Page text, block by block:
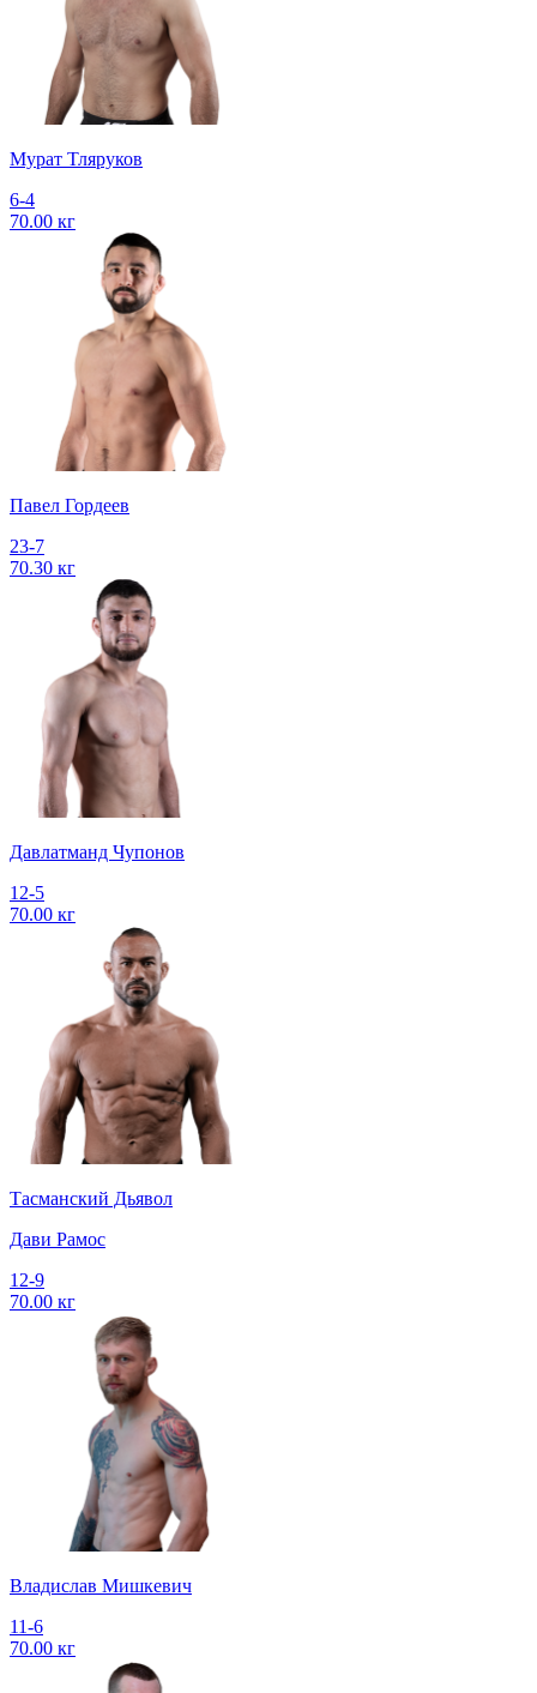
Мурат Тляруков
6-4
70.00 кг
Павел Гордеев
23-7
70.30 кг
Давлатманд Чупонов
12-5
70.00 кг
Тасманский Дьявол
Дави Рамос
12-9
70.00 кг
Владислав Мишкевич
11-6
70.00 кг